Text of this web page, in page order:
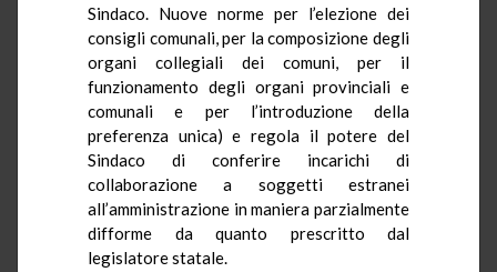
Sindaco. Nuove norme per l’elezione dei
consigli comunali, per la composizione degli
organi collegiali dei comuni, per il
funzionamento degli organi provinciali e
comunali e per l’introduzione della
preferenza unica) e regola il potere del
Sindaco di conferire incarichi di
collaborazione a soggetti estranei
all’amministrazione in maniera parzialmente
difforme da quanto prescritto dal
legislatore statale.